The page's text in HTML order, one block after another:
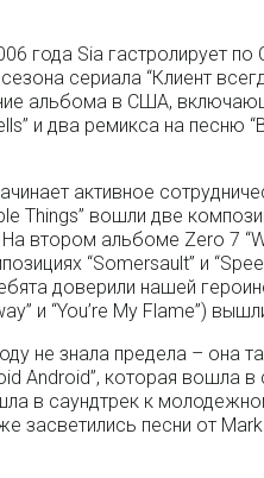
года Sia гастролирует
сериала “Клиент
альбома в США,
и два ремикса на песню
активное
Things” вошли две
На втором альбоме Zero 7
“Somersault” и
доверили нашей
и “You’re My Flame”)
не знала предела – она
Android”, которая вошла в
в саундтрек к
засветились песни от